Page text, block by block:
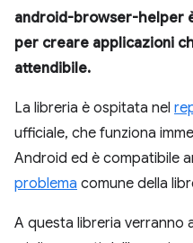
android-browser-helper
per creare applicazioni
attendibile.
La libreria è ospitata nel
ufficiale, che funziona
Android ed è compatibile
problema comune della
A questa libreria verranno